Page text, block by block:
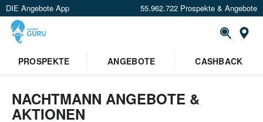
DIE Angebote App 55.962.722 Prospekte & Angebote
PROSPEKTE ANGEBOTE CASHBACK
NACHTMANN ANGEBOTE &
AKTIONEN